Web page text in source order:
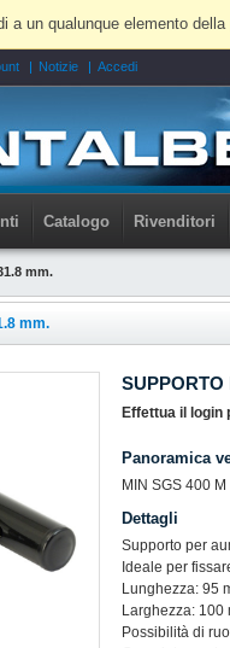
un qualunque elemento
Notizie Accedi
Catalogo Rivenditori
mm.
mm.
SUPPORTO
Effettua il login
Panoramica
MIN SGS 400 M
Dettagli
Supporto per
Ideale per
Lunghezza: 95
Larghezza: 100
Possibilità di